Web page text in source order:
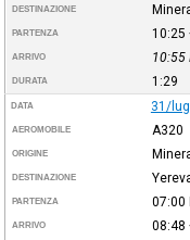
DESTINAZIONE
PARTENZA 10:25
ARRIVO 10:55
DURATA 1:29
DATA 31/
AEROMOBILE A320
ORIGINE
DESTINAZIONE
PARTENZA 07:00
ARRIVO 08:48